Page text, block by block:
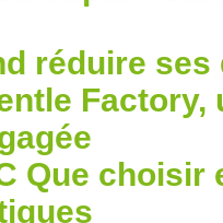
réduire
Que